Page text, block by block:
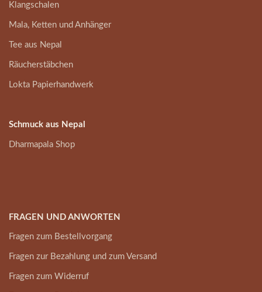
Klangschalen
Mala, Ketten und Anhänger
Tee aus Nepal
Räucherstäbchen
Lokta Papierhandwerk
Schmuck aus Nepal
Dharmapala Shop
FRAGEN UND ANWORTEN
Fragen zum Bestellvorgang
Fragen zur Bezahlung und zum Versand
Fragen zum Widerruf